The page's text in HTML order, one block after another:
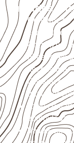
Cuidados
Confirme se
compatíveis
Organize o
dimensões
necessário.
Considere
qualquer
Evite
acumulada
Valide com